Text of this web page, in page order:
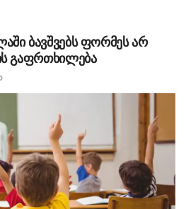
ხელშეწყობაზე, ეს მსოფლიო
ბავშვებს ფორმეს არ
გაფრთხილება